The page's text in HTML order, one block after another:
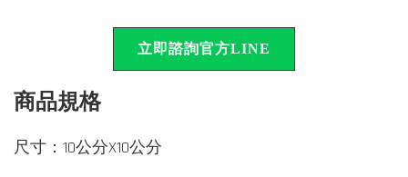
立即諮詢官方LINE
商品規格
尺寸：10公分X10公分